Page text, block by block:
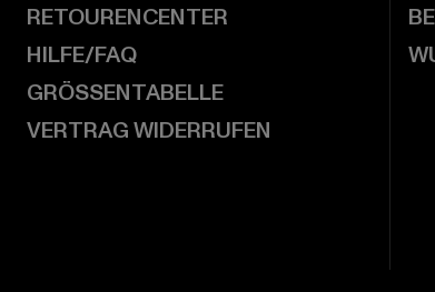
RETOURENCENTER
HILFE/FAQ
GRÖSSENTABELLE
VERTRAG WIDERRUFEN